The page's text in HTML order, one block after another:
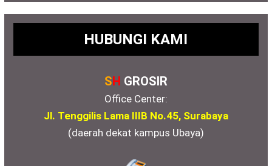
HUBUNGI KAMI
SH GROSIR
Office Center:
Jl. Tenggilis Lama IIIB No.45, Surabaya
(daerah dekat kampus Ubaya)